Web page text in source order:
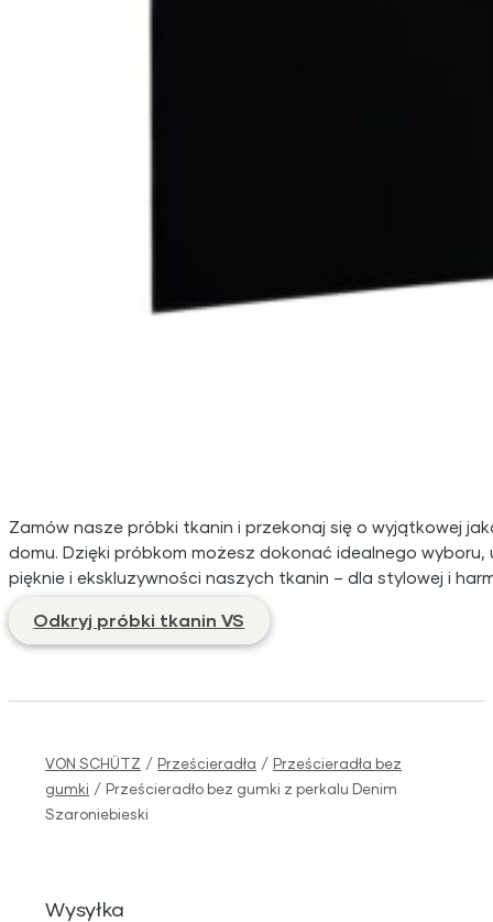
Zamów nasze próbki tkanin i przekonaj się o wyjątkowej
domu. Dzięki próbkom możesz dokonać idealnego
pięknie i ekskluzywności naszych tkanin – dla stylowej i
Odkryj próbki tkanin VS
VON SCHÜTZ / Prześcieradła / Prześcieradła bez
gumki / Prześcieradło bez gumki z perkalu Denim
Szaroniebieski
Wysyłka